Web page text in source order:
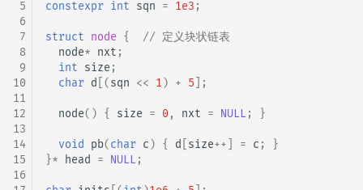
5
6
7
8
9
10
11
12
13
14
15
16
constexpr int sqn = 1e3 ;
struct node {
// 定义块状链表
node* nxt ;
int size ;
char d [(sqn << 1) + 5 ];
node() { size = 0, nxt = NULL; }
void pb(char c) { d size++ = c ;
}
}* head = NULL;